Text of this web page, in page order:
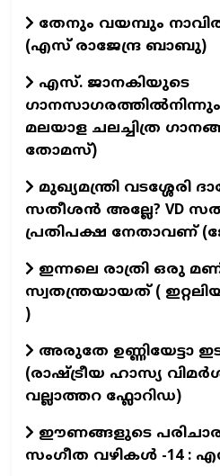
തേനും വയമ്പും
(എസ് രാജേന്ദ്ര ബാബു)
എസ്. ജാനകിയുടെ
മലയാള ചലച്ചിത്ര
തോമസ്)
മുഖ്യമന്ത്രി വടശ്ശേരി
സതീശൻ അല്ലേ? VD
പ്രതിപക്ഷ നേതാവണ്
ഇന്നലെ രാത്രി ഒരു
സ്വതന്ത്രയായത് (
)
അരുതേ ഉണ്ണിയേട്ടാ
(രാഷ്ട്രീയ ഹാസ്യ
വല്ലാത്തറ ഫ്ലോറിഡ)
ഈണങ്ങളുടെ
സംഗീത വഴികള്‍ -14 :